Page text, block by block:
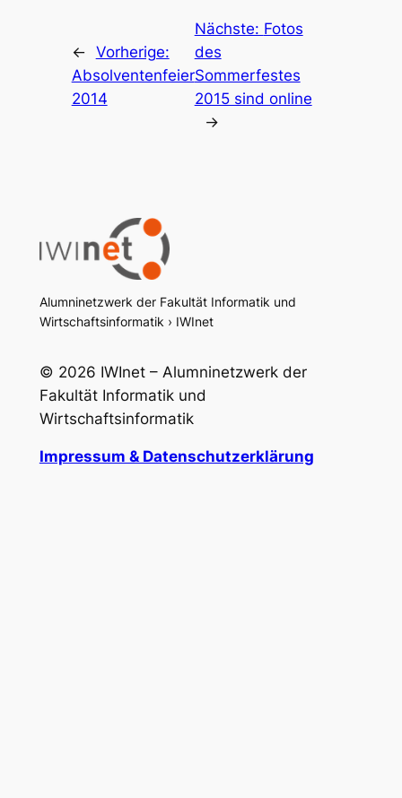
← Vorherige:
Absolventenfeier
2014
Nächste: Fotos
des
Sommerfestes
2015 sind online
→
Alumninetzwerk der Fakultät Informatik und
Wirtschaftsinformatik › IWInet
© 2026 IWInet – Alumninetzwerk der
Fakultät Informatik und
Wirtschaftsinformatik
Impressum & Datenschutzerklärung